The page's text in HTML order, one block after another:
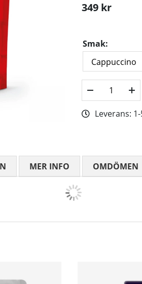
349 kr
Smak:
Leverans:
MER INFO OMDÖMEN